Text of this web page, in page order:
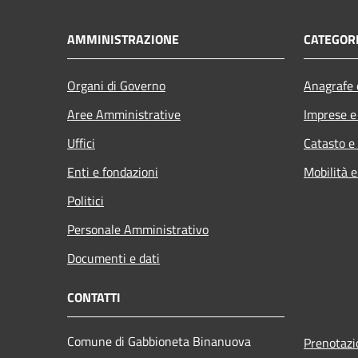
AMMINISTRAZIONE
Organi di Governo
Aree Amministrative
Uffici
Enti e fondazioni
Politici
Personale Amministrativo
Documenti e dati
Imprese
Catasto
Mobilità
CONTATTI
Comune di Gabbioneta Binanuova